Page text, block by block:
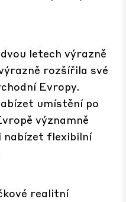
letech výrazně
rozšířila své
Evropy.
umístění po
významně
nabízet flexibilní
realitní